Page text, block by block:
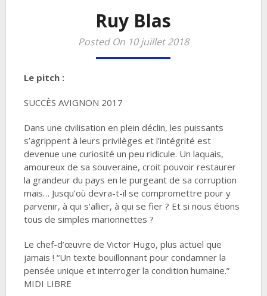
Ruy Blas
Posted On 10 juillet 2018
Le pitch :
SUCCÈS AVIGNON 2017
Dans une civilisation en plein déclin, les puissants
s’agrippent à leurs privilèges et l’intégrité est
devenue une curiosité un peu ridicule. Un laquais,
amoureux de sa souveraine, croit pouvoir restaurer
la grandeur du pays en le purgeant de sa corruption
mais… Jusqu’où devra-t-il se compromettre pour y
parvenir, à qui s’allier, à qui se fier ? Et si nous étions
tous de simples marionnettes ?
Le chef-d’œuvre de Victor Hugo, plus actuel que
jamais ! “Un texte bouillonnant pour condamner la
pensée unique et interroger la condition humaine.”
MIDI LIBRE